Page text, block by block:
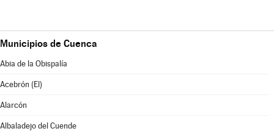
Municipios de Cuenca
Abia de la Obispalía
Acebrón (El)
Alarcón
Albaladejo del Cuende